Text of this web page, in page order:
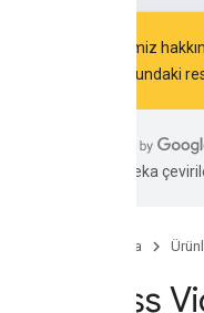
Ürünlerimiz
sunucusundaki
Yapay zeka
Ana Sayfa
Class